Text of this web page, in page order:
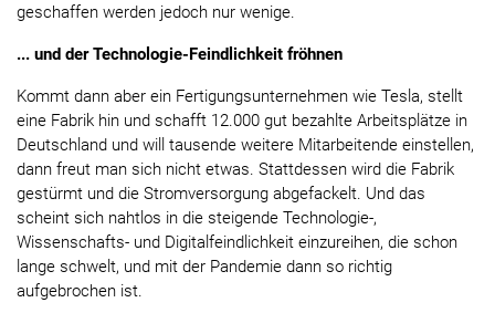
geschaffen werden jedoch nur wenige.
... und der Technologie-Feindlichkeit fröhnen
Kommt dann aber ein Fertigungsunternehmen wie Tesla, stellt
eine Fabrik hin und schafft 12.000 gut bezahlte Arbeitsplätze in
Deutschland und will tausende weitere Mitarbeitende einstellen,
dann freut man sich nicht etwas. Stattdessen wird die Fabrik
gestürmt und die Stromversorgung abgefackelt. Und das
scheint sich nahtlos in die steigende Technologie-,
Wissenschafts- und Digitalfeindlichkeit einzureihen, die schon
lange schwelt, und mit der Pandemie dann so richtig
aufgebrochen ist.